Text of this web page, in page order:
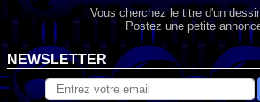
Vous cherchez le titre d'un
Postez une petite
NEWSLETTER